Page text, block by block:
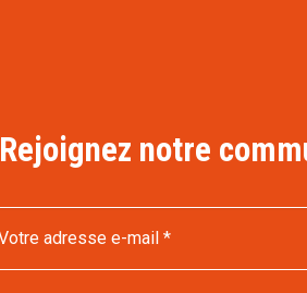
Rejoignez notre